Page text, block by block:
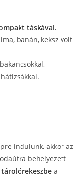
táskával,
banán, keksz volt
indulunk, akkor az
behelyezett
tárolórekeszbe a